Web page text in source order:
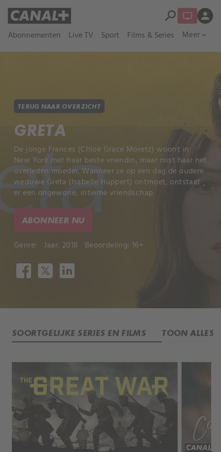
Abonnementen Live TV Sport Films & Series Meer expand_more
search person
TERUG NAAR OVERZICHT
GRETA
De jonge Frances (Chloë Grace Moretz) woont in
New York met haar beste vriendin, maar mist haar net
overleden moeder. Wanneer ze op een dag de oudere
weduwe Greta (Isabelle Huppert) ontmoet, ontstaat
er een ongewone, intieme vriendschap.
ABONNEER NU
Genre: Jaar: 2018 Beoordeling: 16+
SOORTGELIJKE SERIES EN FILMS TOON ALLES